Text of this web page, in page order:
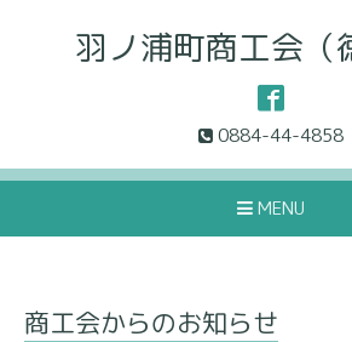
羽ノ浦町商工会（
0884-44-4858
MENU
商工会からのお知らせ